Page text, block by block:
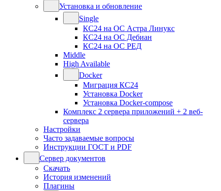
Установка и обновление
Single
КС24 на ОС Астра Линукс
КС24 на ОС Дебиан
КС24 на ОС РЕД
Middle
High Available
Docker
Миграция КС24
Установка Docker
Установка Docker-compose
Комплекс 2 сервера приложений + 2 веб-
сервера
Настройки
Часто задаваемые вопросы
Инструкции ГОСТ и PDF
Сервер документов
Скачать
История изменений
Плагины